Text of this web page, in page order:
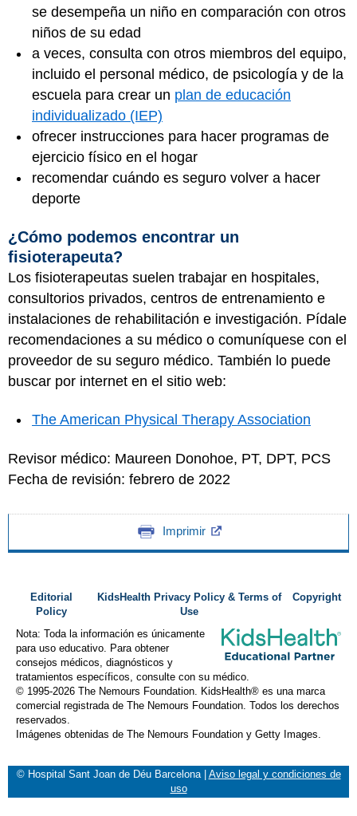
se desempeña un niño en comparación con otros
niños de su edad
a veces, consulta con otros miembros del equipo,
incluido el personal médico, de psicología y de la
escuela para crear un plan de educación
individualizado (IEP)
ofrecer instrucciones para hacer programas de
ejercicio físico en el hogar
recomendar cuándo es seguro volver a hacer
deporte
¿Cómo podemos encontrar un
fisioterapeuta?
Los fisioterapeutas suelen trabajar en hospitales,
consultorios privados, centros de entrenamiento e
instalaciones de rehabilitación e investigación. Pídale
recomendaciones a su médico o comuníquese con el
proveedor de su seguro médico. También lo puede
buscar por internet en el sitio web:
The American Physical Therapy Association
Revisor médico: Maureen Donohoe, PT, DPT, PCS
Fecha de revisión: febrero de 2022
Imprimir
Editorial
Policy
KidsHealth Privacy Policy & Terms of
Use
Copyright
Nota: Toda la información es únicamente
para uso educativo. Para obtener
consejos médicos, diagnósticos y
tratamientos específicos, consulte con su médico.
© 1995-2026 The Nemours Foundation. KidsHealth® es una marca
comercial registrada de The Nemours Foundation. Todos los derechos
reservados.
Imágenes obtenidas de The Nemours Foundation y Getty Images.
© Hospital Sant Joan de Déu Barcelona
Aviso legal y condiciones de
uso